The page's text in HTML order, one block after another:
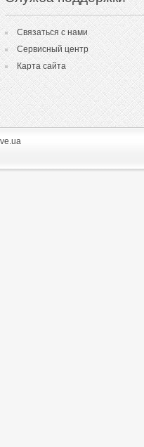
Связаться с нами
Сервисный центр
Карта сайта